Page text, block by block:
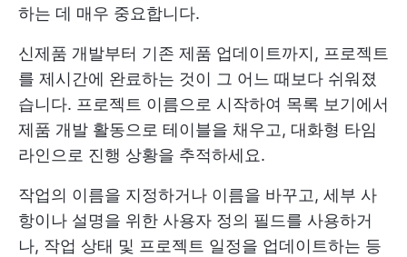
하는 데 매우 중요합니다.
신제품 개발부터 기존 제품 업데이트까지, 프로젝트
를 제시간에 완료하는 것이 그 어느 때보다 쉬워졌
습니다. 프로젝트 이름으로 시작하여 목록 보기에서
제품 개발 활동으로 테이블을 채우고, 대화형 타임
라인으로 진행 상황을 추적하세요.
작업의 이름을 지정하거나 이름을 바꾸고, 세부 사
항이나 설명을 위한 사용자 정의 필드를 사용하거
나, 작업 상태 및 프로젝트 일정을 업데이트하는 등